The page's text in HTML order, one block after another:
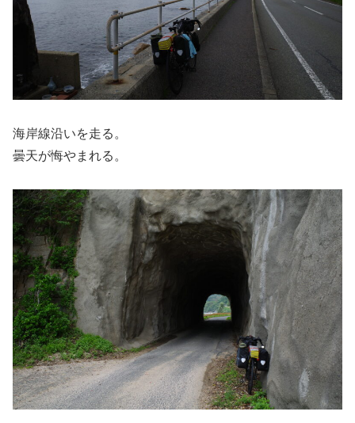
海岸線沿いを走る。
曇天が悔やまれる。